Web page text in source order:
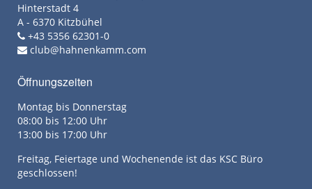
Hinterstadt 4
A - 6370 Kitzbühel
+43 5356 62301-0
club@hahnenkamm.com
Öffnungszeiten
Montag bis Donnerstag
08:00 bis 12:00 Uhr
13:00 bis 17:00 Uhr
Freitag, Feiertage und Wochenende ist das KSC Büro
geschlossen!